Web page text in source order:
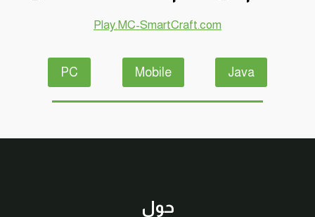
Play.MC-SmartCraft.com
Java
Mobile
PC
حول